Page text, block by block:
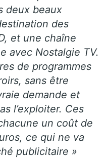
deux beaux
des
et une chaîne
avec Nostalgie TV.
de programmes
sans être
demande et
l’exploiter. Ces
un coût de
ce qui ne va
publicitaire »